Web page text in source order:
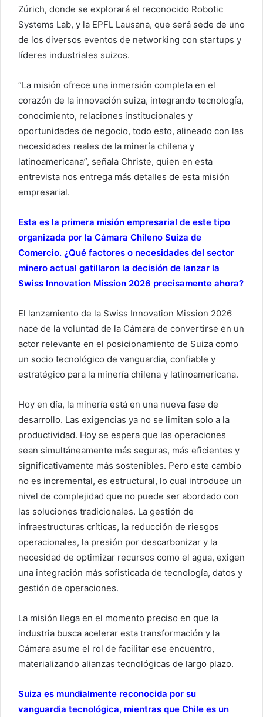
Zúrich, donde se explorará el reconocido Robotic
Systems Lab, y la EPFL Lausana, que será sede de uno
de los diversos eventos de networking con startups y
líderes industriales suizos.
“La misión ofrece una inmersión completa en el
corazón de la innovación suiza, integrando tecnología,
conocimiento, relaciones institucionales y
oportunidades de negocio, todo esto, alineado con las
necesidades reales de la minería chilena y
latinoamericana”, señala Christe, quien en esta
entrevista nos entrega más detalles de esta misión
empresarial.
Esta es la primera misión empresarial de este tipo
organizada por la Cámara Chileno Suiza de
Comercio. ¿Qué factores o necesidades del sector
minero actual gatillaron la decisión de lanzar la
Swiss Innovation Mission 2026 precisamente ahora?
El lanzamiento de la Swiss Innovation Mission 2026
nace de la voluntad de la Cámara de convertirse en un
actor relevante en el posicionamiento de Suiza como
un socio tecnológico de vanguardia, confiable y
estratégico para la minería chilena y latinoamericana.
Hoy en día, la minería está en una nueva fase de
desarrollo. Las exigencias ya no se limitan solo a la
productividad. Hoy se espera que las operaciones
sean simultáneamente más seguras, más eficientes y
significativamente más sostenibles. Pero este cambio
no es incremental, es estructural, lo cual introduce un
nivel de complejidad que no puede ser abordado con
las soluciones tradicionales. La gestión de
infraestructuras críticas, la reducción de riesgos
operacionales, la presión por descarbonizar y la
necesidad de optimizar recursos como el agua, exigen
una integración más sofisticada de tecnología, datos y
gestión de operaciones.
La misión llega en el momento preciso en que la
industria busca acelerar esta transformación y la
Cámara asume el rol de facilitar ese encuentro,
materializando alianzas tecnológicas de largo plazo.
Suiza es mundialmente reconocida por su
vanguardia tecnológica, mientras que Chile es un